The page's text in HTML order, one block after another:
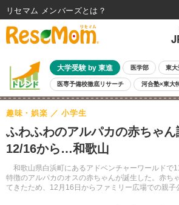
大学受験 by 東進 医学部 東大
医専予備校徹底リサーチ 河合塾×東大
親子で考える大学選び 高校受験 中学受験
共通テスト 夏休み
8月開催イベント・WS 全国公立高校 過去問 人
自由研究教材（小学生向け）
ふわふわのアルパカの赤ちゃ
12/16から…和歌山
和歌山県白浜町にあるアドベンチャーワールドで
特徴のアルパカのオスの赤ちゃんが誕生した。赤ち
てきたため、12月16日からファミリー広場での親子
趣味・娯楽 小学生
リセマム メンバーズ